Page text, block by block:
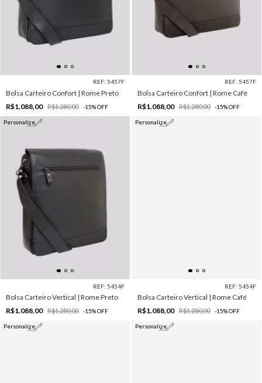
REF: 5457F
Bolsa Carteiro Confort | Rome Preto
R$1.088,00
R$1.280,00 -15%OFF
REF: 5457F
Bolsa Carteiro Confort | Rome Café
R$1.088,00
R$1.280,00 -15%OFF
Personalize
REF: 5454F
Bolsa Carteiro Vertical | Rome Preto
R$1.088,00
R$1.280,00 -15%OFF
Personalize
REF: 5454F
Bolsa Carteiro Vertical | Rome Café
R$1.088,00
R$1.280,00 -15%OFF
Personalize Personalize